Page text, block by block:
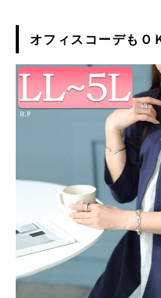
オフィスコーデもＯ